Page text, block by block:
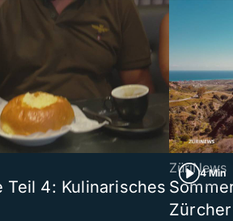
Teil 4: Kulinarisches
4 Min
ZüriNews